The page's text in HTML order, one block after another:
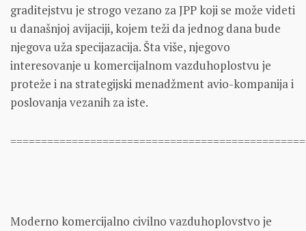
graditejstvu je strogo vezano za JPP koji se može videti
u današnjoj avijaciji, kojem teži da jednog dana bude
njegova uža specijazacija. Šta više, njegovo
interesovanje u komercijalnom vazduhoplostvu je
proteže i na strategijski menadžment avio-kompanija i
poslovanja vezanih za iste.
Moderno komercijalno civilno vazduhoplovstvo je